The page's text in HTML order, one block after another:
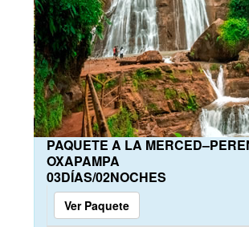
PAQUETE A LA
OXAPAMPA
03DÍAS/02NOCHES
Ver Paquete